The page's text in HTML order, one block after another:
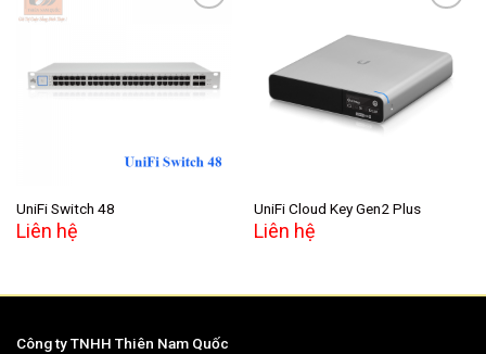
Add to
wishlist
UniFi Switch 48
Liên hệ
Add to
wishlist
UniFi Cloud Key Gen2 Plus
Liên hệ
Công ty TNHH Thiên Nam Quốc